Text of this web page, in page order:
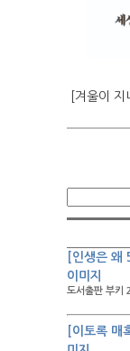
[겨울이 지
[인생은 왜
이미지
도서출판 부
[이토록 매